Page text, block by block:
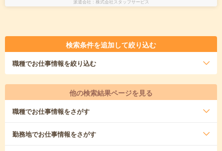
派遣会社 株式会社スタッフサービス
検索条件を追加して絞り込む
職種でお仕事情報を絞り込む
他の検索結果ページを見る
職種でお仕事情報をさがす
勤務地でお仕事情報をさがす